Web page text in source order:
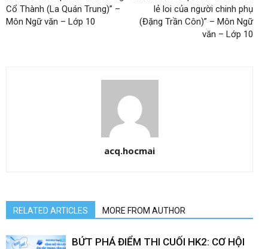
Cổ Thành (La Quán Trung)” –
Môn Ngữ văn – Lớp 10
lẻ loi của người chinh phụ
(Đặng Trần Côn)” – Môn Ngữ
văn – Lớp 10
acq.hocmai
RELATED ARTICLES MORE FROM AUTHOR
BỨT PHÁ ĐIỂM THI CUỐI HK2: CƠ HỘI